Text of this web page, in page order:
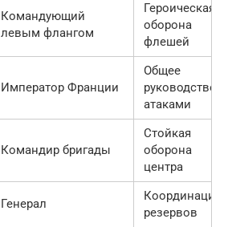
Командующий
левым флангом
Героическая
оборона
флешей
Император Франции
Общее
руководство
атаками
Командир бригады
Стойкая
оборона
центра
Генерал
Координация
резервов